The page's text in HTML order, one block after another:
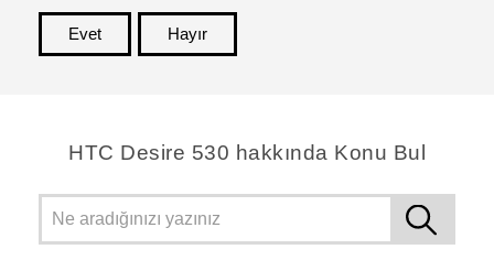
Evet
Hayır
HTC Desire 530 hakkında Konu Bul